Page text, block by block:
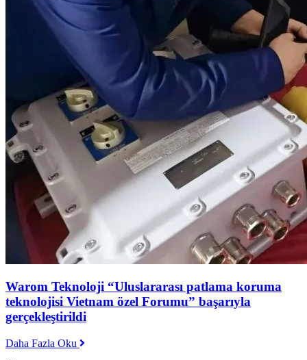
Warom Teknoloji “Uluslararası patlama koruma
teknolojisi Vietnam özel Forumu” başarıyla
gerçekleştirildi
Daha Fazla Oku